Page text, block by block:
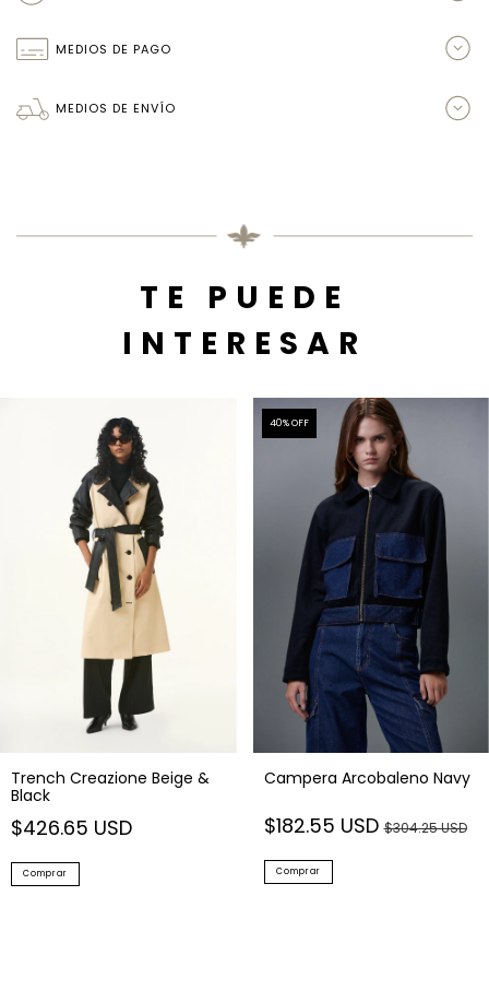
MEDIOS DE PAGO
MEDIOS DE ENVÍO
TE PUEDE
INTERESAR
Trench Creazione Beige &
Black
$426.65 USD
Comprar
40% OFF
Campera Arcobaleno Navy
$182.55 USD$304.25 USD
Comprar